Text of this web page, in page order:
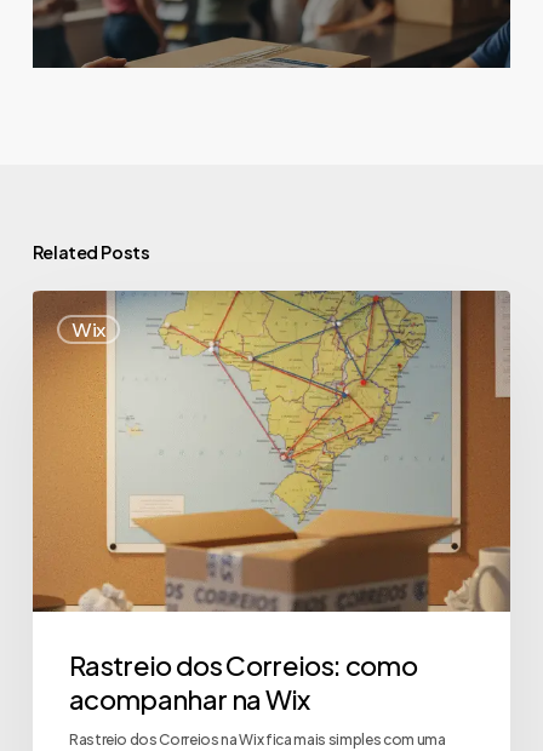
Related Posts
Wix
Rastreio dos Correios: como
acompanhar na Wix
Rastreio dos Correios na Wix fica mais simples com uma